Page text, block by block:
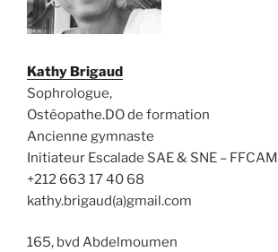
Kathy Brigaud
Sophrologue,
Ostéopathe.DO de formation
Ancienne gymnaste
Initiateur Escalade SAE & SNE – FFCAM
+212 663 17 40 68
kathy.brigaud(a)gmail.com
165, bvd Abdelmoumen